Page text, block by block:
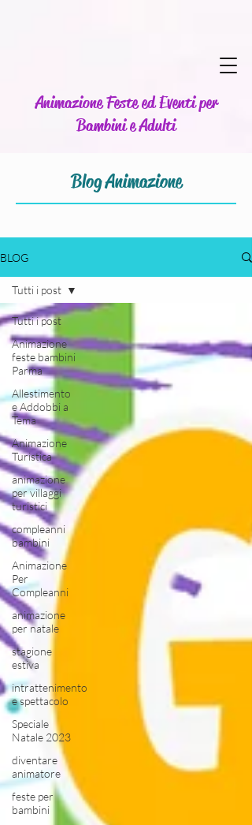
Animazione Feste ed Eventi per
Bambini e Adulti
Blog Animazione
BLOG
Tutti i post
Animazione
feste bambini
Parma
Allestimento
e Addobbi a
Tema
Animazione
Turistica
animazione
per villaggi
turistici
compleanni
bambini
Animazione
Per
Compleanni
animazione
per natale
stagione
estiva
intrattenimento
e spettacolo
Speciale
Natale 2023
diventare
animatore
feste per
bambini
Tutti i post